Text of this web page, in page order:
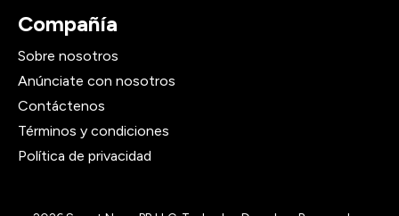
Compañía
Sobre nosotros
Anúnciate con nosotros
Contáctenos
Términos y condiciones
Política de privacidad